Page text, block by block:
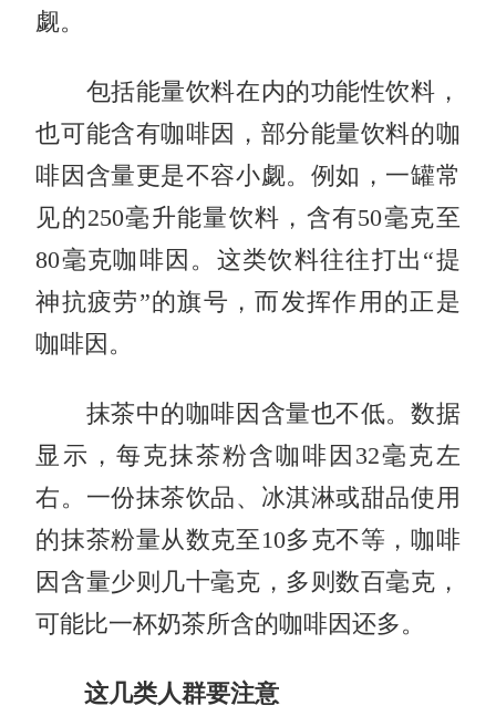
觑。
包括能量饮料在内的功能性饮料，
也可能含有咖啡因，部分能量饮料的咖
啡因含量更是不容小觑。例如，一罐常
见的250毫升能量饮料，含有50毫克至
80毫克咖啡因。这类饮料往往打出“提
神抗疲劳”的旗号，而发挥作用的正是
咖啡因。
抹茶中的咖啡因含量也不低。数据
显示，每克抹茶粉含咖啡因32毫克左
右。一份抹茶饮品、冰淇淋或甜品使用
的抹茶粉量从数克至10多克不等，咖啡
因含量少则几十毫克，多则数百毫克，
可能比一杯奶茶所含的咖啡因还多。
这几类人群要注意